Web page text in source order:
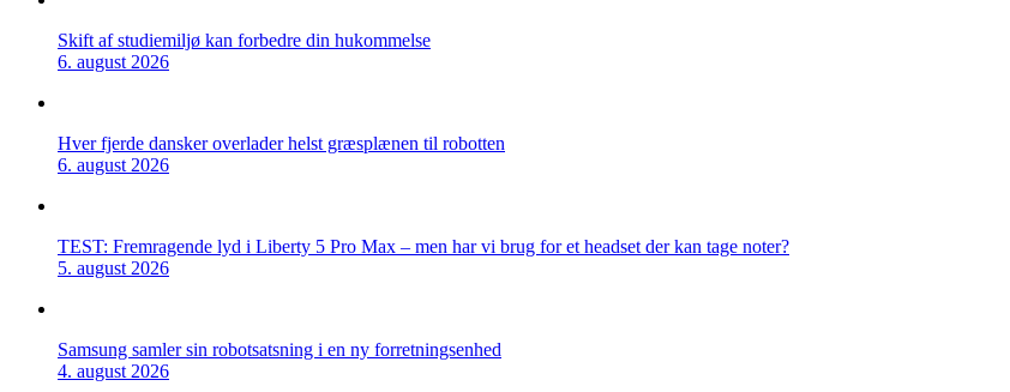
Skift af studiemiljø kan forbedre din hukommelse
6. august 2026
Hver fjerde dansker overlader helst græsplænen til robotten
6. august 2026
TEST: Fremragende lyd i Liberty 5 Pro Max – men har vi brug for et headset der kan tage noter?
5. august 2026
Samsung samler sin robotsatsning i en ny forretningsenhed
4. august 2026